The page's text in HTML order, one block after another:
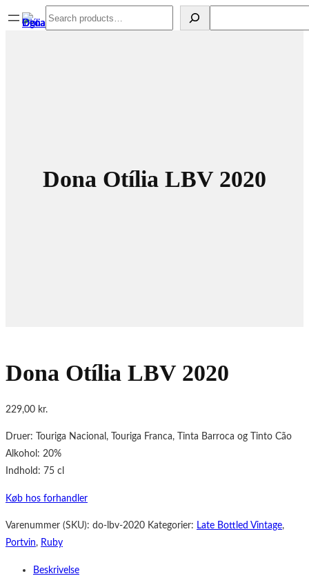
Spring
Search
Dona Otília LBV 2020
Dona Otília LBV 2020
229,00 kr.
Druer: Touriga Nacional, Touriga Franca, Tinta Barroca og Tinto Cão
Alkohol: 20%
Indhold: 75 cl
Køb hos forhandler
Varenummer (SKU): do-lbv-2020 Kategorier: Late Bottled Vintage,
Portvin, Ruby
Beskrivelse